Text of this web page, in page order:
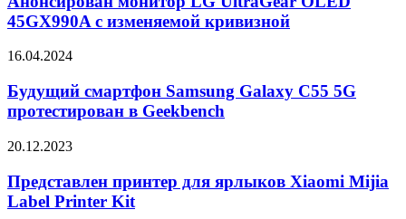
UltraGear
OLED
с
кривизной
45GX990A с изменяемой кривизной
Будущий
Samsung
Galaxy
C55
протестирован
Geekbench
16.04.2024
Будущий смартфон Samsung Galaxy C55 5G
протестирован в Geekbench
Представлен
для
ярлыков
Xiaomi
20.12.2023
Представлен принтер для ярлыков Xiaomi Mijia
Label Printer Kit